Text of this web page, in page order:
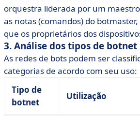
orquestra liderada por um
as notas (comandos) do
que os proprietários dos
3. Análise dos tipos de botnet
As redes de bots podem ser
categorias de acordo com seu uso:
Tipo de
botnet
Utilização